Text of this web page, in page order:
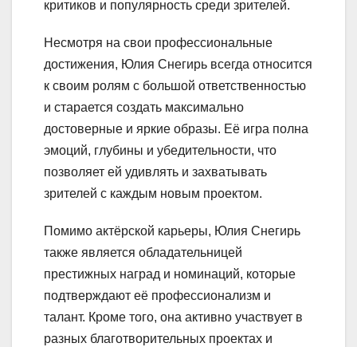
критиков и популярность среди зрителей.
Несмотря на свои профессиональные
достижения, Юлия Снегирь всегда относится
к своим ролям с большой ответственностью
и старается создать максимально
достоверные и яркие образы. Её игра полна
эмоций, глубины и убедительности, что
позволяет ей удивлять и захватывать
зрителей с каждым новым проектом.
Помимо актёрской карьеры, Юлия Снегирь
также является обладательницей
престижных наград и номинаций, которые
подтверждают её профессионализм и
талант. Кроме того, она активно участвует в
разных благотворительных проектах и